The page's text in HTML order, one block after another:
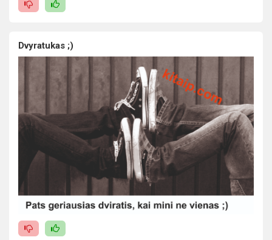
Dvyratukas ;)